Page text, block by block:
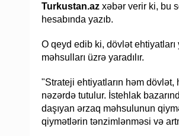
Turkustan.az xəbər verir ki, bu
hesabında yazıb.
O qeyd edib ki, dövlət
məhsulları üzrə yaradılır.
"Strateji ehtiyatların həm dövlət,
nəzərdə tutulur. İstehlak
daşıyan ərzaq məhsulunun
qiymətlərin tənzimlənməsi və